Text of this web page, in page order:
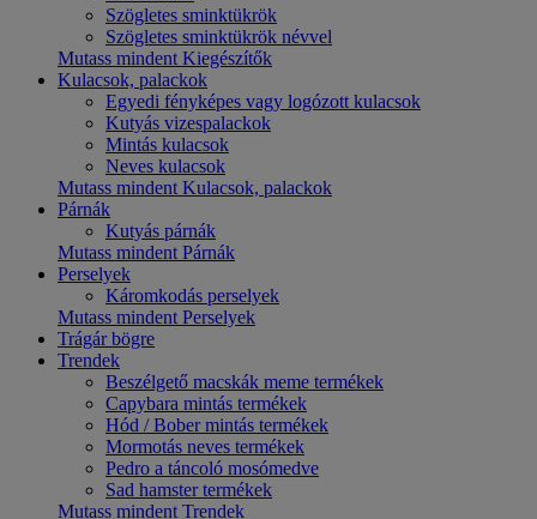
Szögletes sminktükrök
Szögletes sminktükrök névvel
Mutass mindent Kiegészítők
Kulacsok, palackok
Egyedi fényképes vagy logózott kulacsok
Kutyás vizespalackok
Mintás kulacsok
Neves kulacsok
Mutass mindent Kulacsok, palackok
Párnák
Kutyás párnák
Mutass mindent Párnák
Perselyek
Káromkodás perselyek
Mutass mindent Perselyek
Trágár bögre
Trendek
Beszélgető macskák meme termékek
Capybara mintás termékek
Hód / Bober mintás termékek
Mormotás neves termékek
Pedro a táncoló mosómedve
Sad hamster termékek
Mutass mindent Trendek